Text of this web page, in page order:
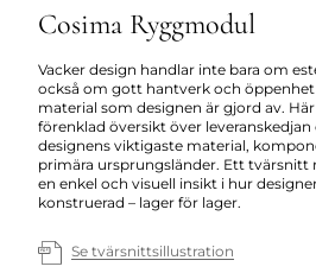
Cosima Ryggmodul
Vacker design handlar inte bara om
också om gott hantverk och
material som designen är gjord av.
förenklad översikt över leveranskedjan
designens viktigaste material,
primära ursprungsländer. Ett tvärsnitt
en enkel och visuell insikt i hur
konstruerad – lager för lager.
Se tvärsnittsillustration